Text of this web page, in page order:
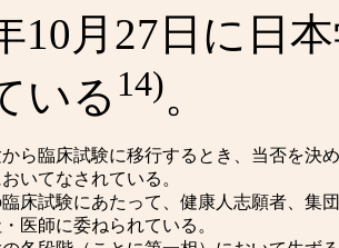
10月27日に日
いる 14)。
ら臨床試験に移行するとき、当否を決
いてなされている。
床試験にあたって、健康人志願者、集
医師に委ねられている。